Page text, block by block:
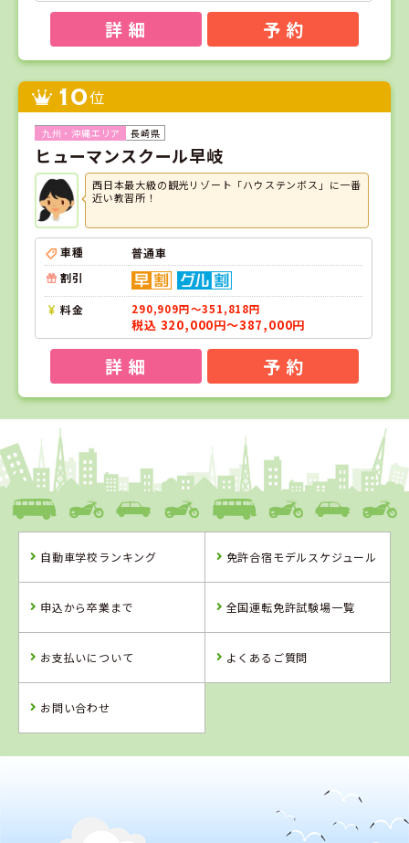
詳 細 予 約
10位
長崎県
ヒューマンスクール早岐
西日本最大級の観光リゾート「ハウステンボス」に一番
近い教習所！
車種
普通車
割引
料金 290,909円～351,818円
税込 320,000円～387,000円
詳 細 予 約
1
福岡県
アイルモータースクール門司
詳 細 予 約
スクール門司
詳 細
詳 細
校
詳 細
4位 5
自動車学校ランキング 免許合宿モデルスケジュール
申込から卒業まで 全国運転免許試験場一覧
お支払いについて よくあるご質問
お問い合わせ